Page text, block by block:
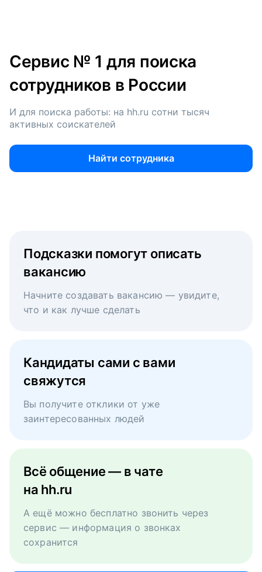
Сервис № 1 для поиска
сотрудников в России
И для поиска работы: на hh.ru сотни тысяч
активных соискателей
Найти сотрудника
Подсказки помогут описать
вакансию
Начните создавать вакансию — увидите,
что и как лучше сделать
Кандидаты сами с вами
свяжутся
Вы получите отклики от уже
заинтересованных людей
Всё общение — в чате
на hh.ru
А ещё можно бесплатно звонить через
сервис — информация о звонках
сохранится